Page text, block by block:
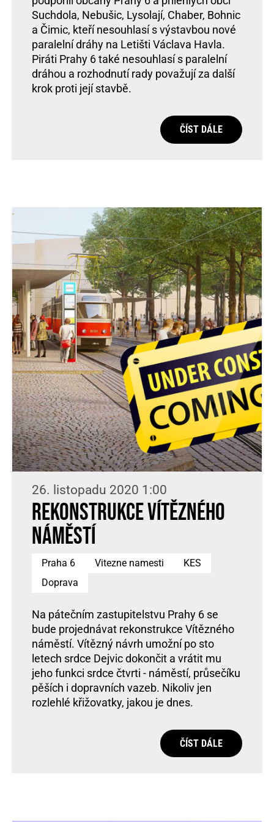
Suchdola, Nebušic, Lysolají, Chaber, Bohnic
a Čimic, kteří nesouhlasí s výstavbou nové
paralelní dráhy na Letišti Václava Havla.
Piráti Prahy 6 také nesouhlasí s paralelní
dráhou a rozhodnutí rady považují za další
krok proti její stavbě.
ČÍST DÁLE
26. listopadu 2020 1:00
Rekonstrukce Vítězného
náměstí
Praha 6 Vitezne namesti
KES
Doprava
Na pátečním zastupitelstvu Prahy 6 se
bude projednávat rekonstrukce Vítězného
náměstí. Vítězný návrh umožní po sto
letech srdce Dejvic dokončit a vrátit mu
jeho funkci srdce čtvrti - náměstí, průsečíku
pěších i dopravních vazeb. Nikoliv jen
rozlehlé křižovatky, jakou je dnes.
ČÍST DÁLE